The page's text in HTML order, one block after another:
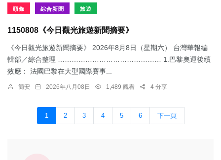
頭條 綜合新聞 旅遊
1150808《今日觀光旅遊新聞摘要》
《今日觀光旅遊新聞摘要》 2026年8月8日（星期六） 台灣華報編
輯部／綜合整理 ……………………………………… 1.​巴黎奧運後續
效應： 法國巴黎在大型國際賽事...
簡安 2026年八月08日 1,489 觀看 4 分享
1 2 3 4 5 6 下一頁